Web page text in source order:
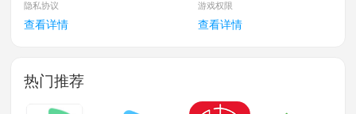
隐私协议 游戏权限
查看详情 查看详情
热门推荐